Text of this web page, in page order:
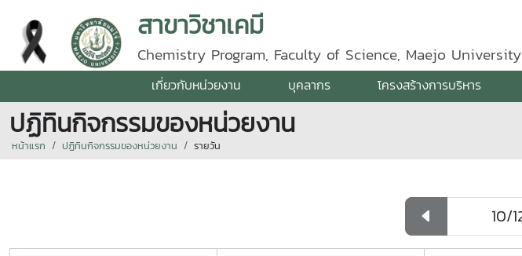
สาขาวิชาเคมี
Chemistry Program, Faculty of Science, Maejo University
เกี่ยวกับหน่วยงาน บุคลากร โครงสร้างการบริหาร
ปฏิทินกิจกรรมของหน่วยงาน
หน้าแรก ปฏิทินกิจกรรมของหน่วยงาน รายวัน